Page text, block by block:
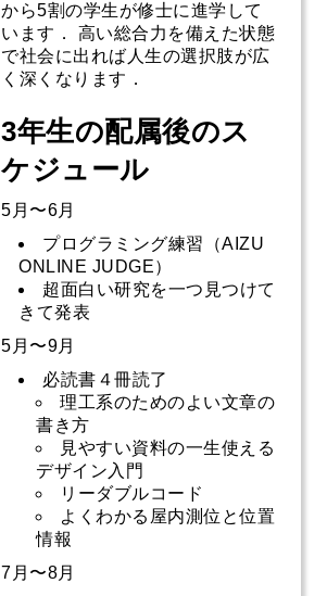
から5割の学生が修士に進学して
います． 高い総合力を備えた状態
で社会に出れば人生の選択肢が広
く深くなります．
3年生の配属後のス
ケジュール
5月〜6月
プログラミング練習（AIZU
ONLINE JUDGE）
超面白い研究を一つ見つけて
きて発表
5月〜9月
必読書４冊読了
理工系のためのよい文章の
書き方
見やすい資料の一生使える
デザイン入門
リーダブルコード
よくわかる屋内測位と位置
情報
7月〜8月